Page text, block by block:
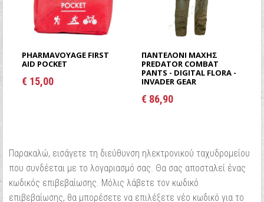
PHARMAVOYAGE FIRST
AID POCKET
€ 15,00
ΠΑΝΤΕΛΌΝΙ ΜΆΧΗΣ
PREDATOR COMBAT
PANTS - DIGITAL FLORA -
INVADER GEAR
€ 86,90
Παρακαλώ, εισάγετε τη διεύθυνση ηλεκτρονικού ταχυδρομείου
που συνδέεται με το λογαριασμό σας. Θα σας αποσταλεί ένας
κωδικός επιβεβαίωσης. Μόλις λάβετε τον κωδικό
επιβεβαίωσης, θα μπορέσετε να επιλέξετε νέο κωδικό για το